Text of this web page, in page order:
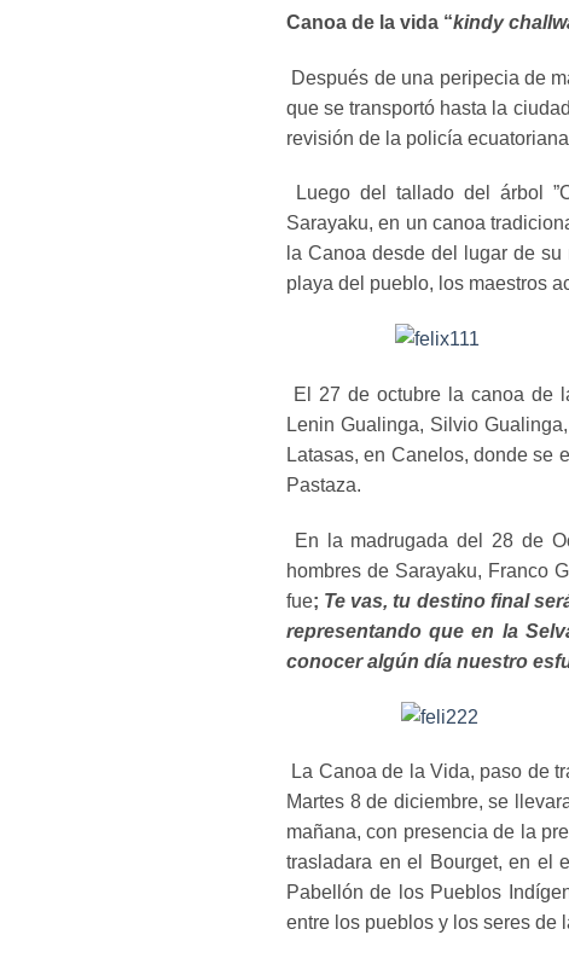
Canoa de la vida “kindy
Después de una peripecia de
que se transportó hasta la
revisión de la policía
Luego del tallado del árbol
Sarayaku, en un canoa
la Canoa desde del lugar de
playa del pueblo, los maestros
El 27 de octubre la canoa de
Lenin Gualinga, Silvio
Latasas, en Canelos, donde se
Pastaza.
En la madrugada del 28 de
hombres de Sarayaku, Franco
fue; Te vas, tu destino final
representando que en la
conocer algún día nuestro
La Canoa de la Vida, paso de
Martes 8 de diciembre, se
mañana, con presencia de la
trasladara en el Bourget, en el
Pabellón de los Pueblos
entre los pueblos y los seres de